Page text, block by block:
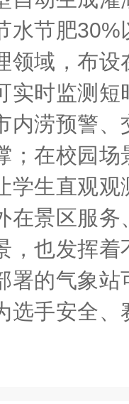
水节肥
领域，布
实时监测
内涝预警
；在校园
学生直观
在景区服
，也发挥
署的气象
选手安全